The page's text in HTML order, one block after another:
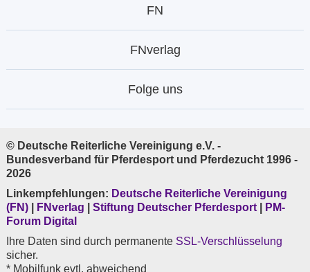
FN
FNverlag
Folge uns
© Deutsche Reiterliche Vereinigung e.V. -
Bundesverband für Pferdesport und Pferdezucht 1996 -
2026
Linkempfehlungen: Deutsche Reiterliche Vereinigung
(FN)
FNverlag Stiftung Deutscher Pferdesport
PM-
Forum Digital
Ihre Daten sind durch permanente SSL-Verschlüsselung
sicher.
* Mobilfunk evtl. abweichend